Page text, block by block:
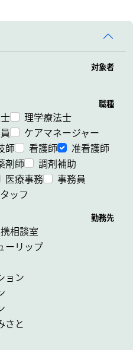
対象者
職種
理学療法士
ケアマネージャー
師 看護師
准看護師
剤師
調剤補助
医療事務
事務員
ッフ
勤務先
相談室
ーリップ
ョン
さと